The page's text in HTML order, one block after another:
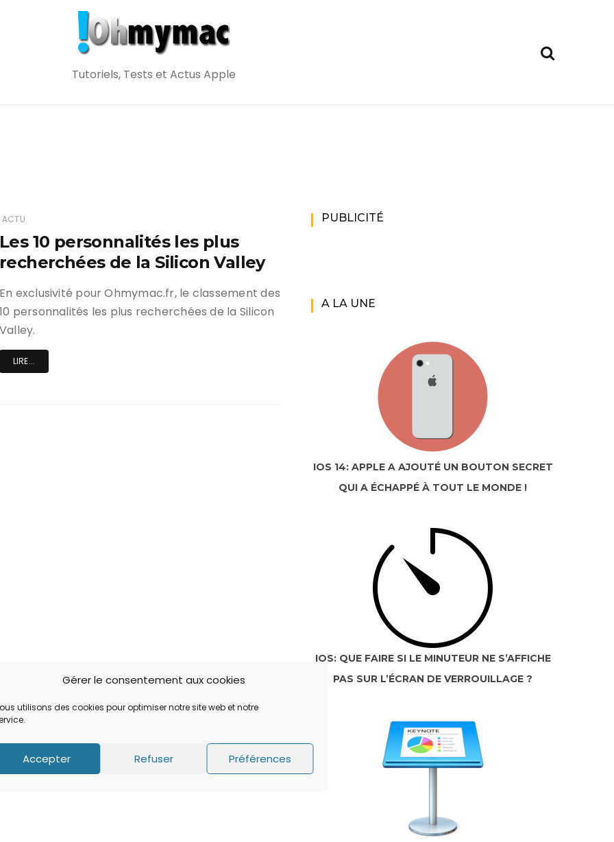
Gérer le consentement aux cookies
utilisons des cookies pour optimiser notre site web et notre
Accepter Refuser Préférences
Tutoriels, Tests et Actus Apple
ACTU
10 personnalités les plus
de la Silicon Valley
exclusivité pour Ohmymac.fr, le classement des
personnalités les plus recherchées de la Silicon
LIRE...
PUBLICITÉ
A LA UNE
IOS 14: APPLE A AJOUTÉ UN BOUTON SECRET
QUI A ÉCHAPPÉ À TOUT LE MONDE !
IOS: QUE FAIRE SI LE MINUTEUR NE S’AFFICHE
PAS SUR L’ÉCRAN DE VERROUILLAGE ?